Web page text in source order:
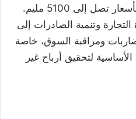
يقوم بعض المضاربين ببيعها بأسعار تصل إلى 5100 مليم.
وتنمية الصادرات إلى
ومراقبة السوق، خاصة
لتحقيق أرباح غير